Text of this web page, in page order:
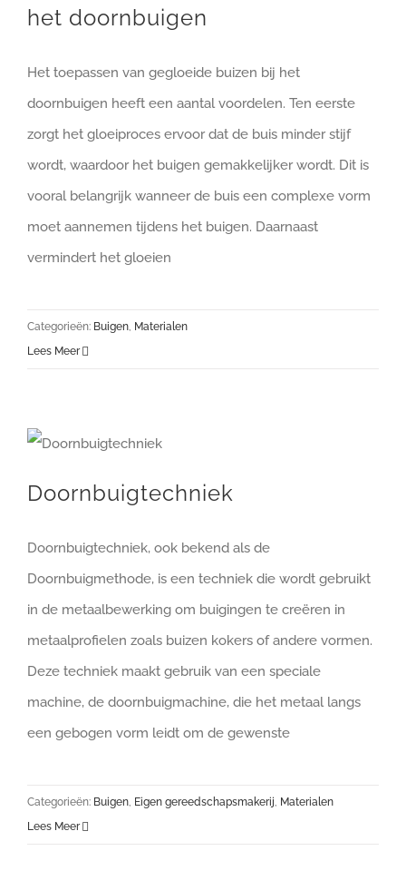
het doornbuigen
Het toepassen van gegloeide buizen bij het
doornbuigen heeft een aantal voordelen. Ten eerste
zorgt het gloeiproces ervoor dat de buis minder stijf
wordt, waardoor het buigen gemakkelijker wordt. Dit is
vooral belangrijk wanneer de buis een complexe vorm
moet aannemen tijdens het buigen. Daarnaast
vermindert het gloeien
Categorieën: Buigen Materialen
Lees Meer
Doornbuigtechniek
Doornbuigtechniek, ook bekend als de
Doornbuigmethode, is een techniek die wordt gebruikt
in de metaalbewerking om buigingen te creëren in
metaalprofielen zoals buizen kokers of andere vormen.
Deze techniek maakt gebruik van een speciale
machine, de doornbuigmachine, die het metaal langs
een gebogen vorm leidt om de gewenste
Categorieën: Buigen Eigen gereedschapsmakerij Materialen
Lees Meer